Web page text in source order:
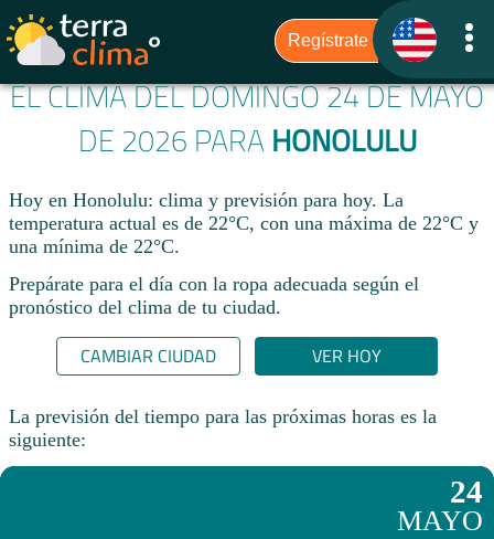
EL CLIMA DEL DOMINGO 24 DE MAYO
DE 2026 PARA HONOLULU
Hoy en Honolulu: clima y previsión para hoy. La
temperatura actual es de 22°C, con una máxima de 22°C y
una mínima de 22°C.​
Prepárate para el día con la ropa adecuada según el
pronóstico del clima de tu ciudad.​
CAMBIAR CIUDAD VER HOY
La previsión del tiempo para las próximas horas es la
siguiente:
24
MAYO